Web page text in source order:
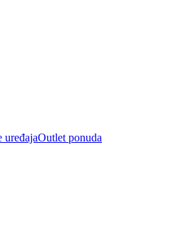
uređajaOutlet ponuda